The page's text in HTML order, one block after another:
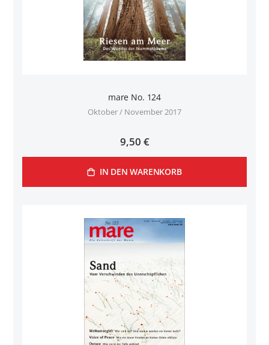
mare No. 124
Oktober / November 2017
9,50 €
IN DEN WARENKORB